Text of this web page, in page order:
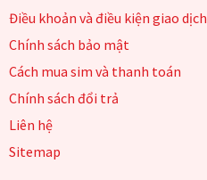
Điều khoản và điều kiện giao dịch
Chính sách bảo mật
Cách mua sim và thanh toán
Chính sách đổi trả
Liên hệ
Sitemap